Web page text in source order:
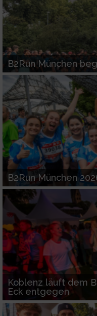
B2Run München
B2Run München
Koblenz läuft dem
Eck entgegen